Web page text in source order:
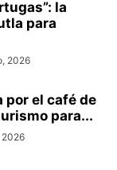
la
para
2026
por el café de
para...
2026